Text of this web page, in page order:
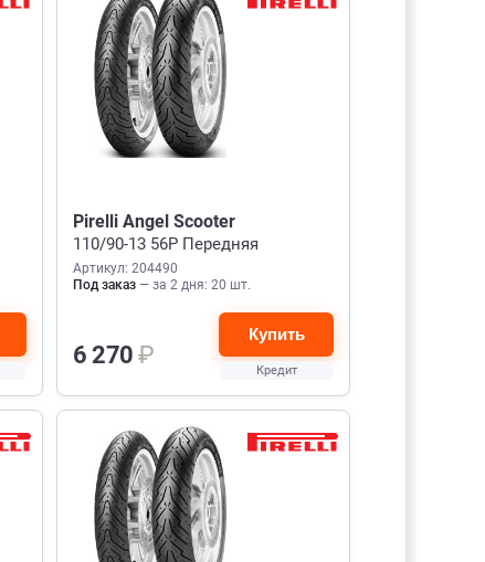
Pirelli Angel Scooter
110/90-13 56P Передняя
Артикул: 204490
Под заказ — за 2 дня: 20 шт.
6 270₽
Купить
Кредит